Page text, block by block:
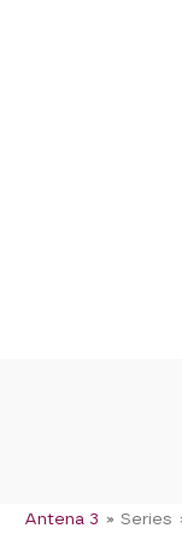
Antena 3 » Series